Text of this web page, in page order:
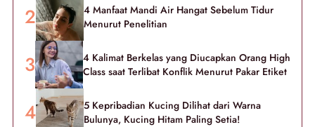
4 Manfaat Mandi Air Hangat Sebelum Tidur
Menurut Penelitian
4 Kalimat Berkelas yang Diucapkan Orang High
Class saat Terlibat Konflik Menurut Pakar Etiket
5 Kepribadian Kucing Dilihat dari Warna
Bulunya, Kucing Hitam Paling Setia!